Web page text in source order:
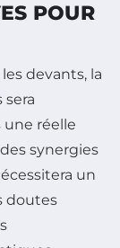
POUR
devants, la
sera
réelle
synergies
un
doutes